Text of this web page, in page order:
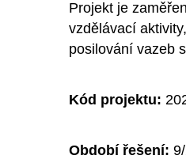
Projekt je
vzdělávací
posilování vazeb
Kód projektu:
Období řešení: